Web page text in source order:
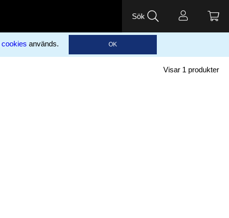
Sök
cookies används. OK
Visar 1 produkter